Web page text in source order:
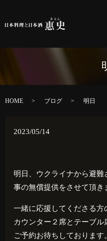
HOME ブログ 明日
2023/05/14
明日、ウクライナから避
事の無償提供をさせて頂き
一緒に応援してくださる方
カウンター２席とテーブル
ご予約お待ちしております